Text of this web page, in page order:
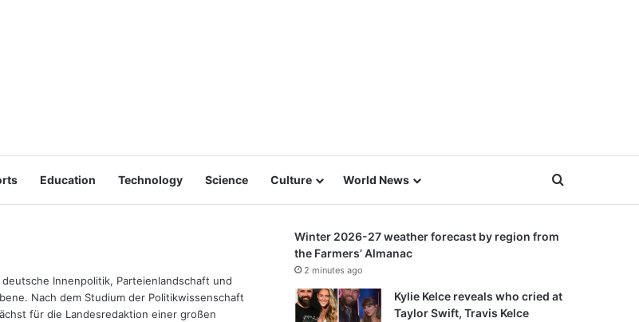
Education Technology Science Culture World News Search for
Innenpolitik, Parteienlandschaft und
Nach dem Studium der Politikwissenschaft
für die Landesredaktion einer großen
Winter 2026-27 weather forecast by region from
the Farmers’ Almanac
2 minutes ago
Kylie Kelce reveals who cried at
Taylor Swift, Travis Kelce